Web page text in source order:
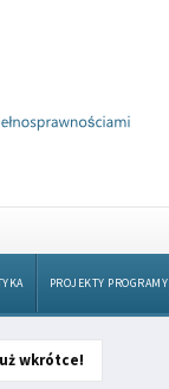
PROJEKTY PROGRAMY
wkrótce!